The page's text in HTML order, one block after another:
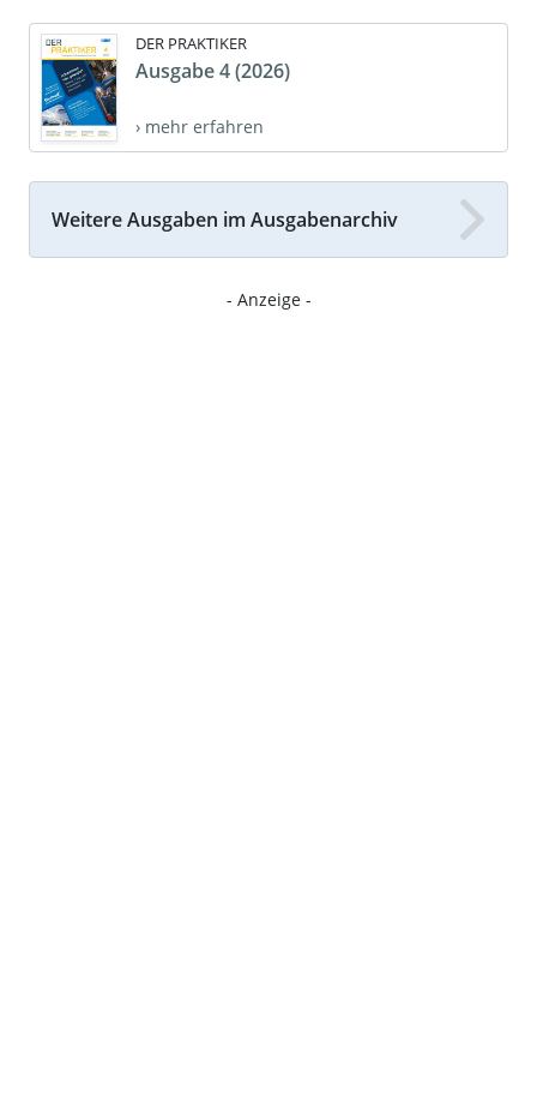
DER PRAKTIKER
Ausgabe 4 (2026)
› mehr erfahren
Weitere Ausgaben im Ausgabenarchiv
- Anzeige -